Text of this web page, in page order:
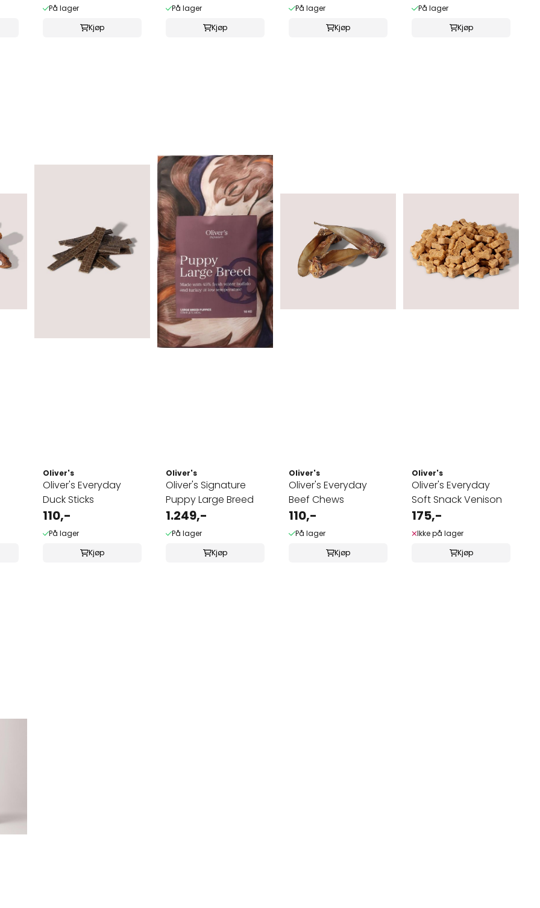
På lager
Kjøp
På lager
Kjøp
På lager
Kjøp
På lager
Kjøp
Oliver's
Oliver's Everyday
Duck Sticks
110,-
På lager
Kjøp
Oliver's
Oliver's Signature
Puppy Large Breed
1.249,-
På lager
Kjøp
Oliver's
Oliver's Everyday
Beef Chews
110,-
På lager
Kjøp
Oliver's
Oliver's Everyday
Soft Snack Venison
175,-
Ikke på lager
Kjøp